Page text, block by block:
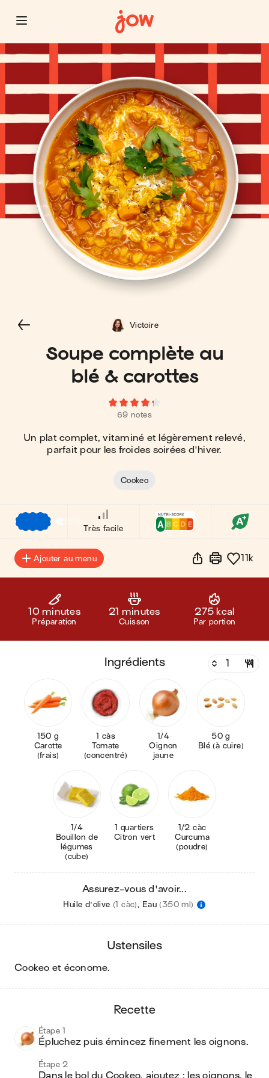
Soupe complète au
blé & carottes
69 notes
Un plat complet, vitaminé et légèrement relevé,
parfait pour les froides soirées d'hiver.
Victoire
Cookeo
€
Très facile
Ajouter au menu 11k
10 minutes
Préparation
21 minutes
Cuisson
275 kcal
Par portion
ingrédients
150 g
Carotte
(frais)
1 càs
Tomate
(concentré)
1/4
Oignon
jaune
50 g
Blé (à cuire)
1/4
Bouillon de
légumes
(cube)
1 quartiers
Citron vert
1/2 càc
Curcuma
(poudre)
Assurez-vous d'avoir...
Huile d'olive (1 càc), Eau (350 ml)
ustensiles
cookeo et économe.
recette
Étape 1
Épluchez puis émincez finement les oignons.
Étape 2
Dans le bol du Cookeo, ajoutez : les oignons, le